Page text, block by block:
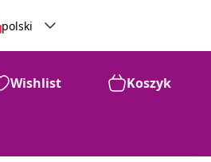
polski
Wishlist Koszyk